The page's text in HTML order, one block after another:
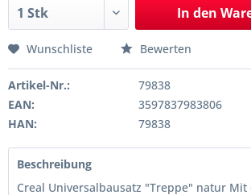
In den
Wunschliste Bewerten
Artikel-Nr.:
79838
EAN:
3597837983806
HAN:
79838
Beschreibung
Creal Universalbausatz "Treppe" natur Mit